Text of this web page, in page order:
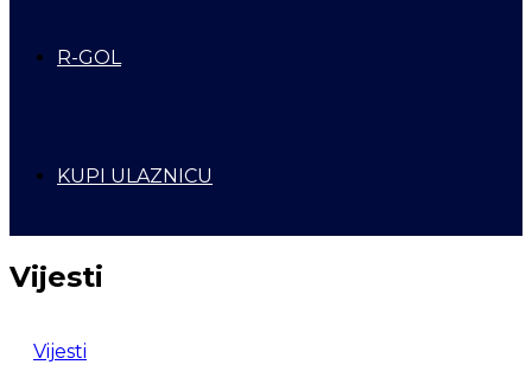
R-GOL
KUPI ULAZNICU
Vijesti
Vijesti